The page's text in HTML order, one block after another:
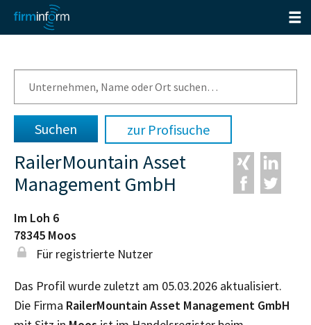
zur Profisuche
RailerMountain Asset
Management GmbH
Im Loh 6
78345 Moos
Für registrierte Nutzer
Das Profil wurde zuletzt am 05.03.2026 aktualisiert.
Die Firma RailerMountain Asset Management GmbH